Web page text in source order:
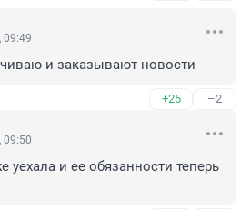
09:49
и заказывают новости
+25 –2
09:50
уехала и ее обязанности теперь